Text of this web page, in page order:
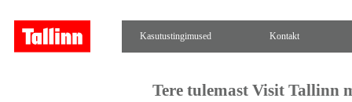
Kasutustingimused Kontakt
Tere tulemast Visit Tallinn